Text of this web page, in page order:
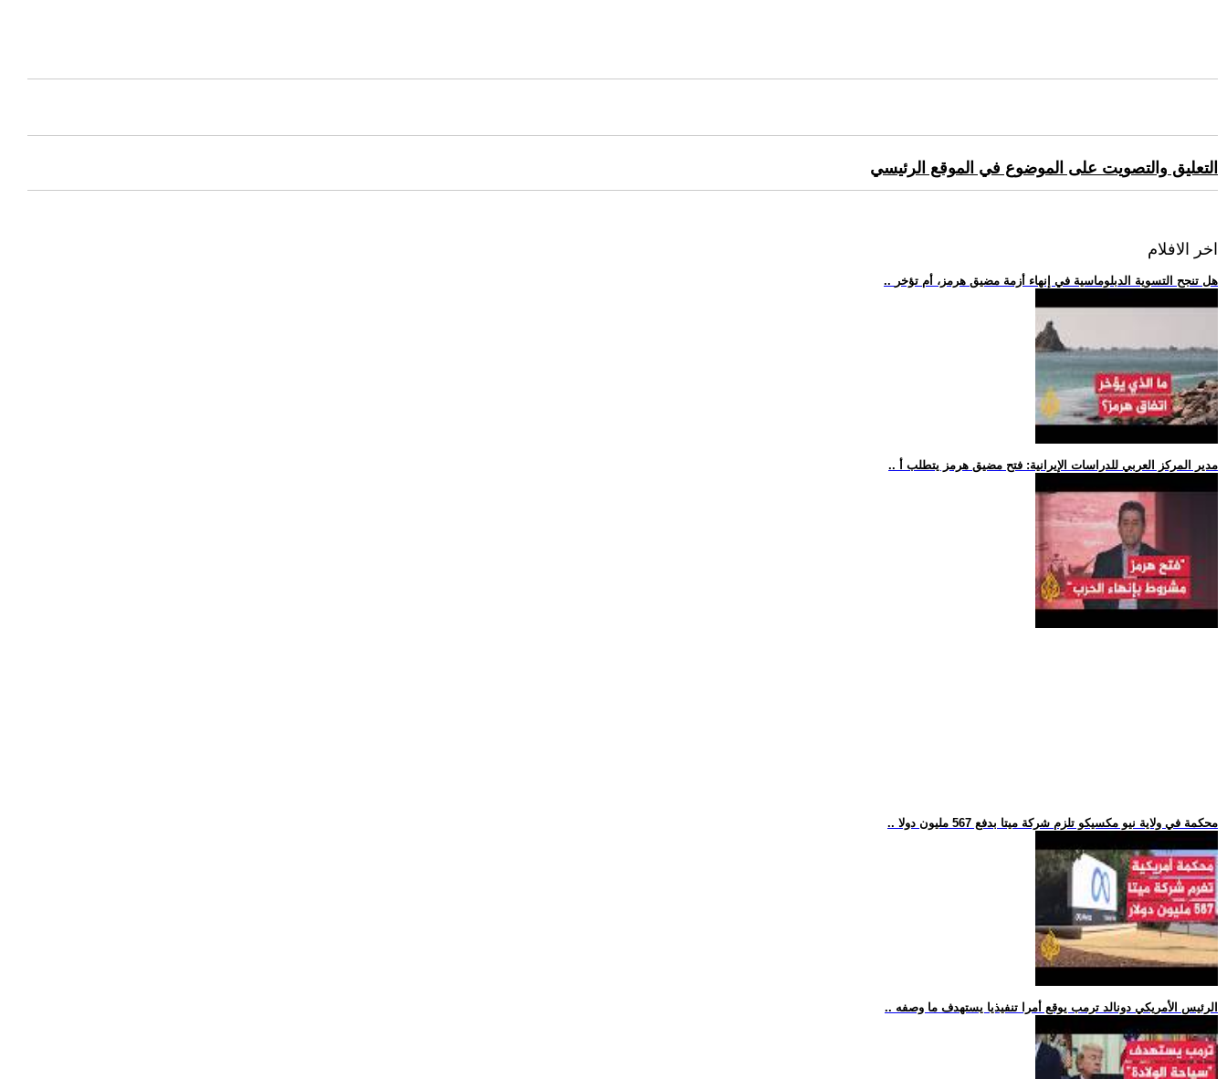
التعليق والتصويت على الموضوع في الموقع الرئيسي
اخر الافلام
.. هل تنجح التسوية الدبلوماسية في إنهاء أزمة مضيق هرمز، أم تؤخر
.. مدير المركز العربي للدراسات الإيرانية: فتح مضيق هرمز يتطلب أ
.. محكمة في ولاية نيو مكسيكو تلزم شركة ميتا بدفع 567 مليون دولا
.. الرئيس الأمريكي دونالد ترمب يوقع أمرا تنفيذيا يستهدف ما وصفه